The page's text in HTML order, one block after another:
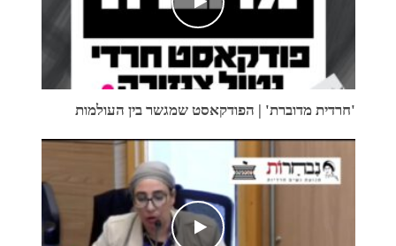
'חרדית מדוברת' | הפודקאסט שמגשר בין העולמות